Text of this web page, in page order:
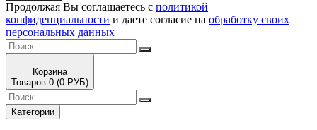
Продолжая Вы соглашаетесь с политикой
конфиденциальности и даете согласие на обработку своих
персональных данных
Корзина
Товаров 0 (0 РУБ)
Категории